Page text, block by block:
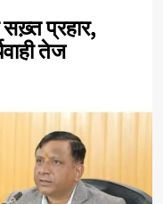
सख़्त प्रहार,
तेज